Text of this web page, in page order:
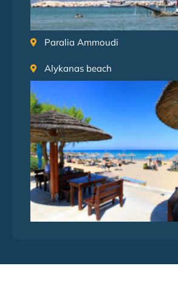
Paralia Ammoudi
Alykanas​ beach